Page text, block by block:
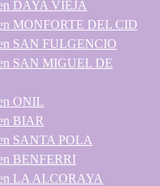
DAYA VIEJA
MONFORTE DEL CID
SAN FULGENCIO
SAN MIGUEL DE
ONIL
BIAR
SANTA POLA
BENFERRI
LA ALCORAYA